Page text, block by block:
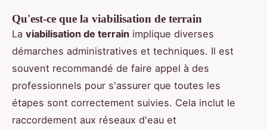
Qu'est-ce que la viabilisation de terrain
La viabilisation de terrain implique diverses
démarches administratives et techniques. Il est
souvent recommandé de faire appel à des
professionnels pour s'assurer que toutes les
étapes sont correctement suivies. Cela inclut le
raccordement aux réseaux d'eau et